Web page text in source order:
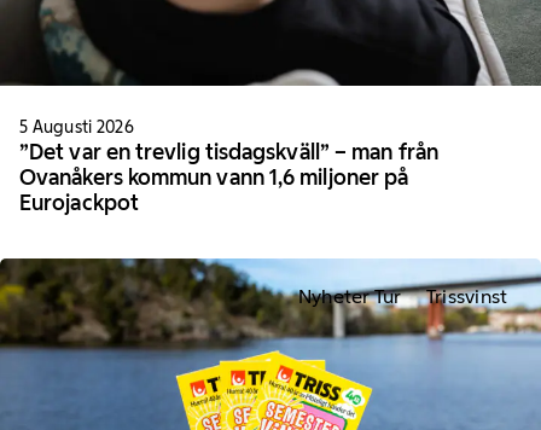
5 Augusti 2026
”Det var en trevlig tisdagskväll” – man från
Ovanåkers kommun vann 1,6 miljoner på
Eurojackpot
Nyheter Tur Trissvinst